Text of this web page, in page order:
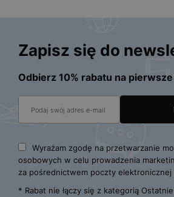
Zapisz się do
Odbierz 10% rabatu na
Wyrażam zgodę na przetwarzanie
osobowych w celu prowadzenia
za pośrednictwem poczty elektronicznej
* Rabat nie łączy się z kategorią